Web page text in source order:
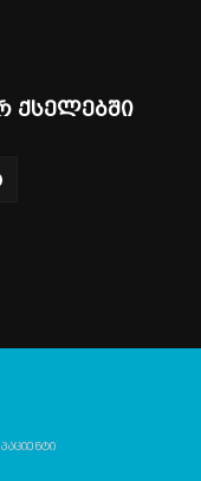
ქსელებში